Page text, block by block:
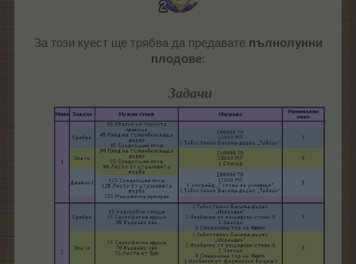
За този куест ще трябва да предавате пълнолунни
плодове:​
Задачи